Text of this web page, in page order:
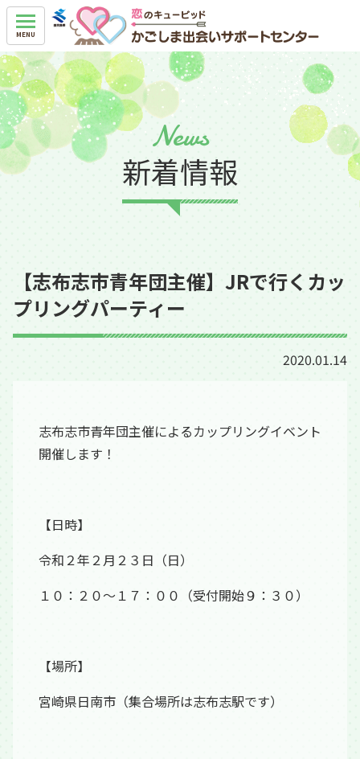
News
新着情報
【志布志市青年団主催】JRで行くカッ
プリングパーティー
2020.01.14
志布志市青年団主催によるカップリングイベント
開催します！
【日時】
令和２年２月２３日（日）
１０：２０～１７：００（受付開始９：３０）
【場所】
宮崎県日南市（集合場所は志布志駅です）